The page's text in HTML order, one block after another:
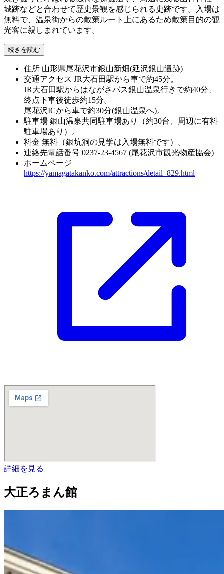
城跡などと合わせて歴史景観を感じられる史跡です。入場は
無料で、温泉街からの散策ルート上にあるため散策目的の観
光客に親しまれています。
続きを読む
住所 山形県尾花沢市銀山新畑(延沢銀山遺跡)
交通アクセス JR大石田駅から車で約45分。
JR大石田駅からはながさバス銀山温泉行きで約40分、
終点下車後徒歩約15分。
尾花沢ICから車で約30分(銀山温泉へ)。
駐車場 銀山温泉共同駐車場あり（約30台、周辺に有料
駐車場あり）。
料金 無料（銀坑洞の見学は入場無料です）。
連絡先電話番号 0237-23-4567 (尾花沢市観光物産協会)
ホームページ
https://yamagatakanko.com/attractions/detail_829.html
詳細を見る
大正ろまん館